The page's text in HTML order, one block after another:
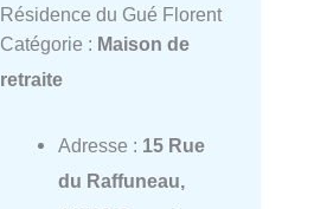
Résidence du Gué Florent
Catégorie : Maison de
retraite
Adresse : 15 Rue
du Raffuneau,